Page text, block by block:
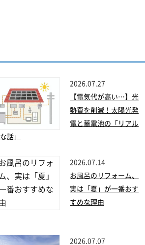
2026.07.27
【電気代が高い…】光
熱費を削減！太陽光発
電と蓄電池の「リアル
な話」
2026.07.14
お風呂のリフォーム、
実は「夏」が一番おす
すめな理由
2026.07.07